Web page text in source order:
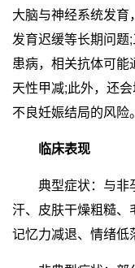
大脑与神经系统发
发育迟缓等长期问
患病，相关抗体可
天性甲减;此外，还
不良妊娠结局的风险。
临床表现
典型症状：与非
汗、皮肤干燥粗糙、
记忆力减退、情绪低